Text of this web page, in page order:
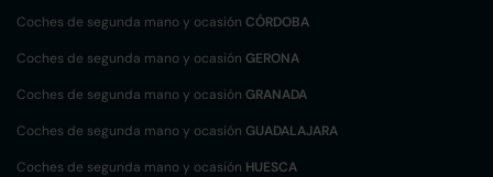
Coches de segunda mano y ocasión CÓRDOBA
Coches de segunda mano y ocasión GERONA
Coches de segunda mano y ocasión GRANADA
Coches de segunda mano y ocasión GUADALAJARA
Coches de segunda mano y ocasión HUESCA